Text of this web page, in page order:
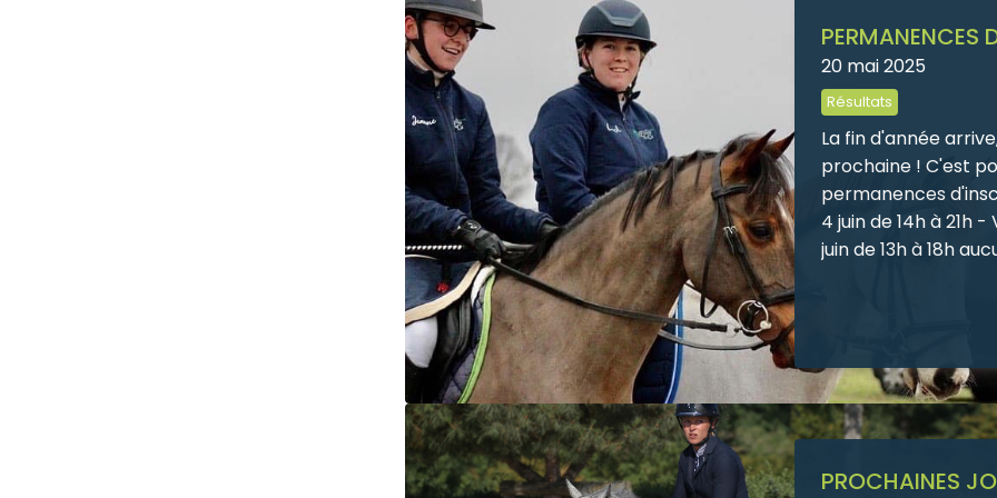
familiale et
complémentaire,
retrouver pour une
PERMANENCES
20 mai 2025
Résultats
La fin d'année
prochaine ! C'est
permanences
4 juin de 14h à 21h
juin de 13h à 18h
en dehors de ces
espèces Nous
du loisirs à la
d'obstacle, de
contactez nous par
PROCHAINES